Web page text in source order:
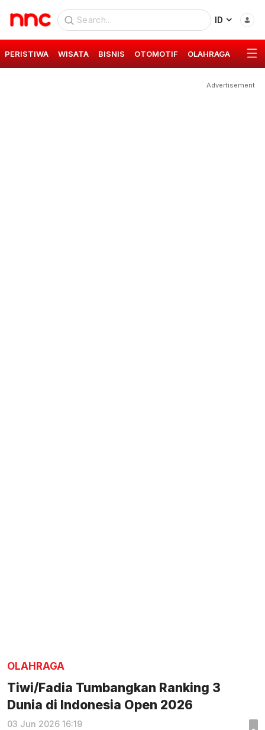
ID
PERISTIWA WISATA BISNIS OTOMOTIF OLAHRAGA GAYA
Advertisement
OLAHRAGA
Tiwi/Fadia Tumbangkan Ranking 3
Dunia di Indonesia Open 2026
03 Jun 2026 16:19